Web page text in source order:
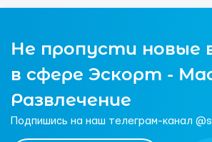
Не пропусти новые
в сфере Эскорт -
Развлечение
Подпишись на наш телеграм-канал